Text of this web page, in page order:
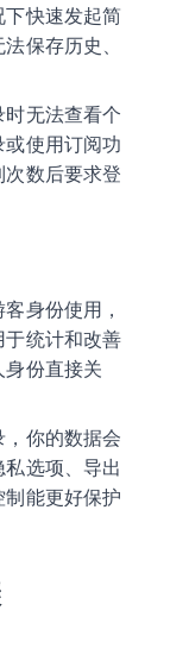
快速发起简
保存历史、
时无法查看个
使用订阅功
数后要求登
身份使用，
统计和改善
份直接关
，你的数据会
选项、导出
能更好保护